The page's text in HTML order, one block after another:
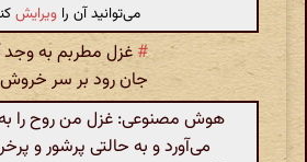
می‌توانید آن را ویرایش
#غزل مطربم به وجد
جان رود بر سر خروش
هوش مصنوعی: غزل من روح را
می‌آورد و به حالتی پرشور و